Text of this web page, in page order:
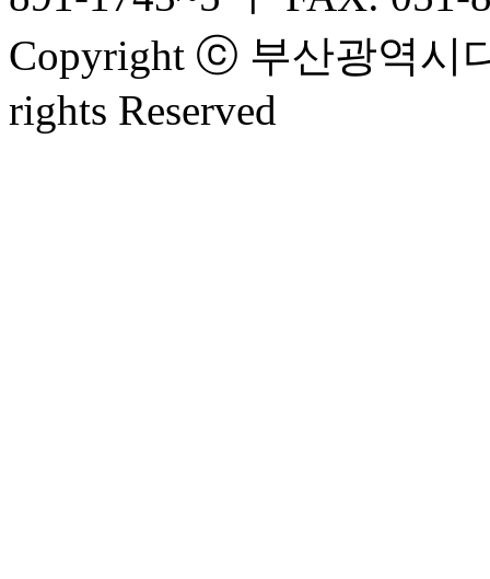
Copyright ⓒ 부산광역시
rights Reserved